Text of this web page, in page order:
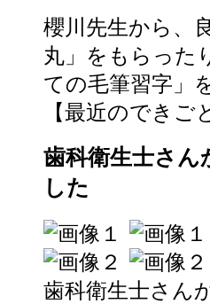
櫻川先生から、
丸」をもらった
ての毛筆習字」
【最近のできご
歯科衛生士さ
した
歯科衛生士さん